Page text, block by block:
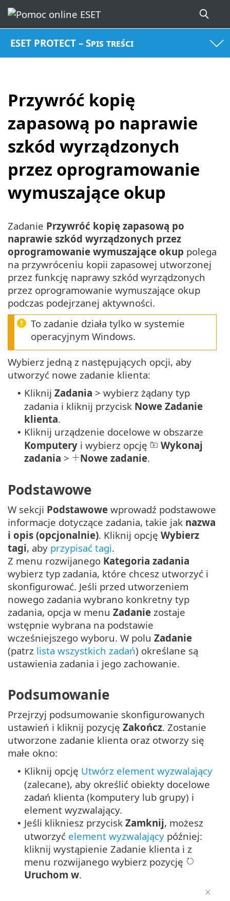
ESET PROTECT – Spis treści
Przywróć kopię
zapasową po naprawie
szkód wyrządzonych
przez oprogramowanie
wymuszające okup
Zadanie Przywróć kopię zapasową po
naprawie szkód wyrządzonych przez
oprogramowanie wymuszające okup polega
na przywróceniu kopii zapasowej utworzonej
przez funkcję naprawy szkód wyrządzonych
przez oprogramowanie wymuszające okup
podczas podejrzanej aktywności.
To zadanie działa tylko w systemie
operacyjnym Windows.
Wybierz jedną z następujących opcji, aby
utworzyć nowe zadanie klienta:
• Kliknij Zadania > wybierz żądany typ
zadania i kliknij przycisk Nowe Zadanie
klienta.
• Kliknij urządzenie docelowe w obszarze
Komputery i wybierz opcję
Wykonaj
zadania > Nowe zadanie.
Podstawowe
W sekcji Podstawowe wprowadź podstawowe
informacje dotyczące zadania, takie jak nazwa
i opis (opcjonalnie). Kliknij opcję Wybierz
tagi, aby przypisać tagi.
Z menu rozwijanego Kategoria zadania
wybierz typ zadania, które chcesz utworzyć i
skonfigurować. Jeśli przed utworzeniem
nowego zadania wybrano konkretny typ
zadania, opcja w menu Zadanie zostaje
wstępnie wybrana na podstawie
wcześniejszego wyboru. W polu Zadanie
(patrz lista wszystkich zadań) określane są
ustawienia zadania i jego zachowanie.
Podsumowanie
Przejrzyj podsumowanie skonfigurowanych
ustawień i kliknij pozycję Zakończ. Zostanie
utworzone zadanie klienta oraz otworzy się
małe okno:
• Kliknij opcję Utwórz element wyzwalający
(zalecane), aby określić obiekty docelowe
zadań klienta (komputery lub grupy) i
element wyzwalający.
• Jeśli klikniesz przycisk Zamknij, możesz
utworzyć element wyzwalający później:
kliknij wystąpienie Zadanie klienta i z
menu rozwijanego wybierz pozycję
Uruchom w.